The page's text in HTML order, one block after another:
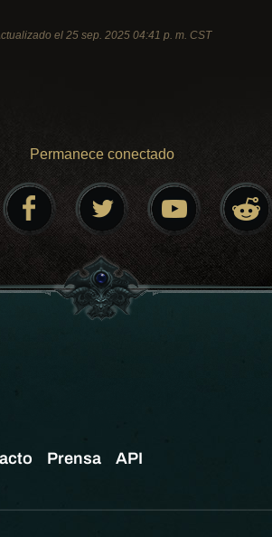
el 25 sep. 2025 04:41 p. m. CST
Permanece conectado